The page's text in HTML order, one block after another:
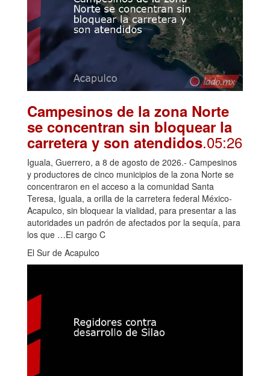
Campesinos de la zona Norte
se concentran sin bloquear la
carretera y son atendidos.05:26
Iguala, Guerrero, a 8 de agosto de 2026.- Campesinos
y productores de cinco municipios de la zona Norte se
concentraron en el acceso a la comunidad Santa
Teresa, Iguala, a orilla de la carretera federal México-
Acapulco, sin bloquear la vialidad, para presentar a las
autoridades un padrón de afectados por la sequía, para
los que …El cargo C
El Sur de Acapulco